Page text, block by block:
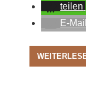
teilen
E-Mail